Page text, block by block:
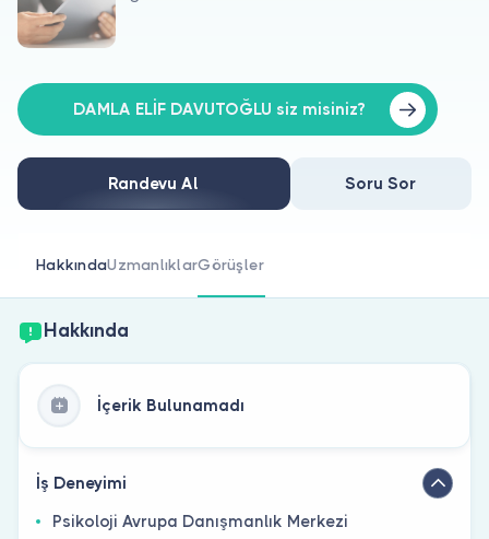
Hakkımızda
Doktorlar için
Doktor musunuz?
DAMLA ELİF DAVUTOĞLU siz misiniz?
Randevu Al Soru Sor
HakkındaUzmanlıklarGörüşler
Hakkında
İçerik Bulunamadı
İş Deneyimi
Psikoloji Avrupa Danışmanlık Merkezi